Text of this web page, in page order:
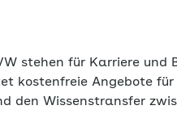
stehen für Karriere
kostenfreie Angebote
den Wissenstransfer